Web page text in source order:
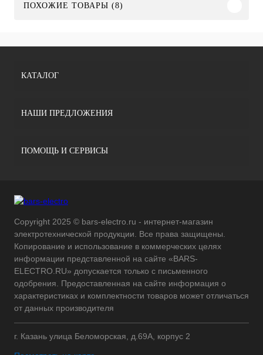
ПОХОЖИЕ ТОВАРЫ (8)
КАТАЛОГ
НАШИ ПРЕДЛОЖЕНИЯ
ПОМОЩЬ И СЕРВИСЫ
Copyright 2025 © bars-electro.ru - интернет-магазин
электротехнической продукции. Все права защищены.
Копирование и использование в коммерческих целях
информации представленной на сайте «BARS-
ELECTRO.RU» допускается только с письменного
одобрения. Предоставленная на сайте информация о
характеристиках и комплектности товаров может отличаться
от данных производителя
г. Казань улица Беломорская, д.69А, корпус 2